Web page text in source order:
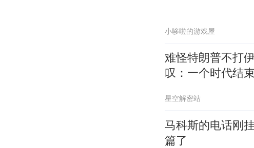
小哆啦的游戏屋
难怪特朗普不打
叹：一个时代结
星空解密站
马科斯的电话刚
篇了